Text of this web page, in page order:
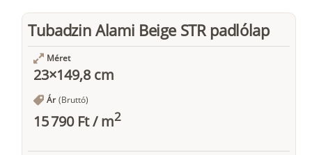
Tubadzin Alami Beige STR padlólap
Méret
23×149,8 cm
Ár (Bruttó)
15 790 Ft/m2